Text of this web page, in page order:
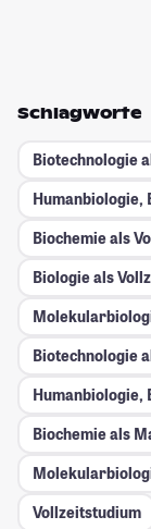
Schlagworte
Biotechnologie
Humanbiologie,
Biochemie als
Biologie als
Biotechnologie
Humanbiologie,
Biochemie als
Vollzeitstudium